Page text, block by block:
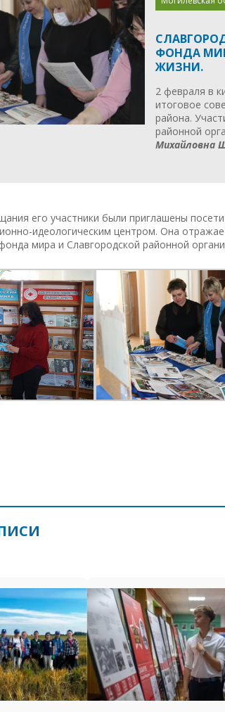
ФОНДА
ЖИЗНИ.
2 февраля в
итоговое
района.
районной
Михайловна
его участники были приглашены
идеологическим центром. Она
мира и Славгородской районной